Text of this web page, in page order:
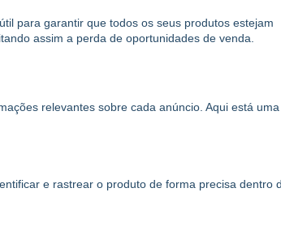
para garantir que todos os seus produtos estejam
assim a perda de oportunidades de venda.
relevantes sobre cada anúncio. Aqui está uma
e rastrear o produto de forma precisa dentro